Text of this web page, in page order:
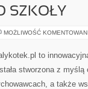
SZKOŁY
MOŻLIWOŚĆ
to
stworzona z myślą
a także